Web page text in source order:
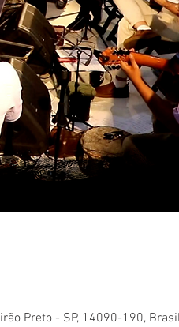
Preto - SP, 14090-190,